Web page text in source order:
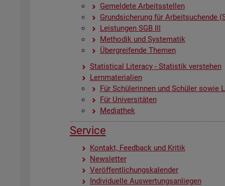
Ge­mel­de­te Ar­beits­stel­len
Grund­si­che­rung für Ar­beit­su­chen­de
Leis­tun­gen SGB III
Me­tho­dik und Sys­te­ma­tik
Über­grei­fen­de The­men
Sta­ti­s­ti­cal Li­te­r­acy - Sta­tis­tik ver­ste­hen
Lern­ma­te­ria­li­en
Für Schü­le­rin­nen und Schü­ler sowie
Für Uni­ver­si­tä­ten
Me­dia­thek
Ser­vice
Kon­takt, Feed­back und Kri­tik
News­let­ter
Ver­öf­fent­li­chungs­ka­len­der
In­di­vi­du­el­le Aus­wer­tungs­an­lie­gen